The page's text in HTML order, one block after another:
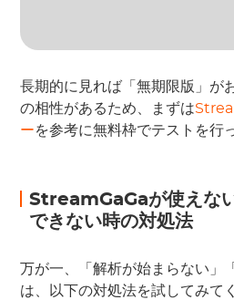
長期的に見れば「無期限版」が
の相性があるため、まずは
ーを参考に無料枠でテストを行
StreamGaGaが使えな
できない時の対処法
万が一、「解析が始まらない」
は、以下の対処法を試してみて